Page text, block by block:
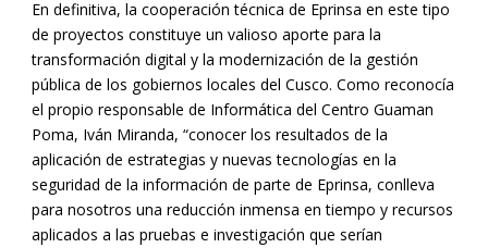
En definitiva, la cooperación técnica de Eprinsa en este tipo
de proyectos constituye un valioso aporte para la
transformación digital y la modernización de la gestión
pública de los gobiernos locales del Cusco. Como reconocía
el propio responsable de Informática del Centro Guaman
Poma, Iván Miranda, “conocer los resultados de la
aplicación de estrategias y nuevas tecnologías en la
seguridad de la información de parte de Eprinsa, conlleva
para nosotros una reducción inmensa en tiempo y recursos
aplicados a las pruebas e investigación que serían